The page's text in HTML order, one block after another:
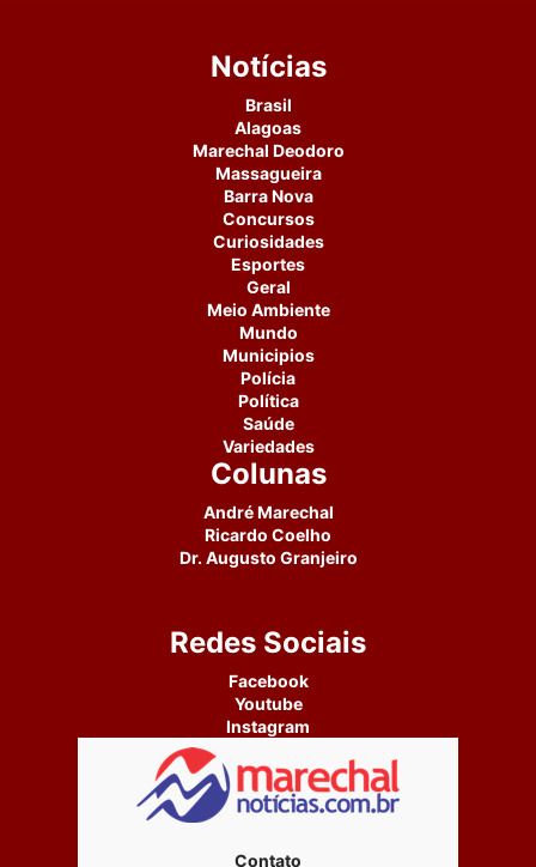
Notícias
Brasil
Alagoas
Marechal Deodoro
Massagueira
Barra Nova
Concursos
Curiosidades
Esportes
Geral
Meio Ambiente
Mundo
Municipios
Polícia
Política
Saúde
Variedades
Colunas
André Marechal
Ricardo Coelho
Dr. Augusto Granjeiro
Redes Sociais
Facebook
Youtube
Instagram
Contato